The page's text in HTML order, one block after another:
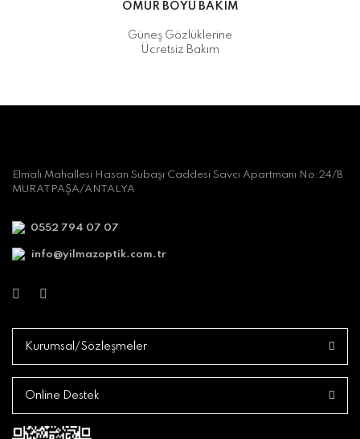
ÖMÜR BOYU BAKIM
Güneş Gözlüklerine
Ücretsiz Bakım
Elmalı Mahallesi Hasan Subaşı Caddesi Savcı Apartmanı No:24/B
MURATPAŞA/ANTALYA
0552 794 07 07
info@yilmazoptik.com.tr
Kurumsal/Sözleşmeler
Online Destek